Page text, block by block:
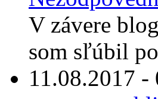
V závere
som sľúbil
11.08.2017 -